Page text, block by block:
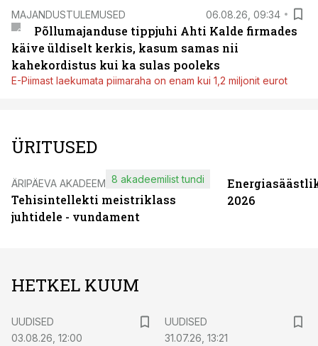
MAJANDUSTULEMUSED 06.08.26, 09:34
Põllumajanduse tippjuhi Ahti Kalde firmades
käive üldiselt kerkis, kasum samas nii
kahekordistus kui ka sulas pooleks
E-Piimast laekumata piimaraha on enam kui 1,2 miljonit eurot
ÜRITUSED
ÄRIPÄEVA AKADEEMIA
Tehisintellekti meistriklass
juhtidele - vundament
8 akadeemilist tundi
2026
HETKEL KUUM
UUDISED
03.08.26, 12:00
UUDISED
31.07.26, 13:21